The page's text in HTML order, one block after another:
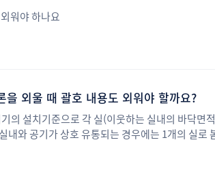
워야 하나요
을 외울 때 괄호 내용도 외워야 할까요?
의 설치기준으로 각 실(이웃하는 실내의 바닥면
내와 공기가 상호 유통되는 경우에는 1개의 실